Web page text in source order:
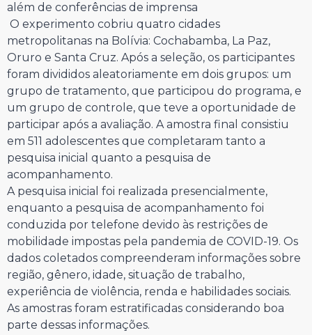
além de conferências de imprensa
O experimento cobriu quatro cidades
metropolitanas na Bolívia: Cochabamba, La Paz,
Oruro e Santa Cruz. Após a seleção, os participantes
foram divididos aleatoriamente em dois grupos: um
grupo de tratamento, que participou do programa, e
um grupo de controle, que teve a oportunidade de
participar após a avaliação. A amostra final consistiu
em 511 adolescentes que completaram tanto a
pesquisa inicial quanto a pesquisa de
acompanhamento.
A pesquisa inicial foi realizada presencialmente,
enquanto a pesquisa de acompanhamento foi
conduzida por telefone devido às restrições de
mobilidade impostas pela pandemia de COVID-19. Os
dados coletados compreenderam informações sobre
região, gênero, idade, situação de trabalho,
experiência de violência, renda e habilidades sociais.
As amostras foram estratificadas considerando boa
parte dessas informações.